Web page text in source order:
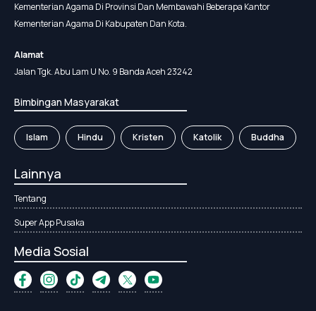
Kementerian Agama Di Provinsi Dan Membawahi Beberapa Kantor
Kementerian Agama Di Kabupaten Dan Kota.
Alamat
Jalan Tgk. Abu Lam U No. 9 Banda Aceh 23242
Bimbingan Masyarakat
Islam Hindu Kristen Katolik Buddha
Lainnya
Tentang
Super App Pusaka
Media Sosial